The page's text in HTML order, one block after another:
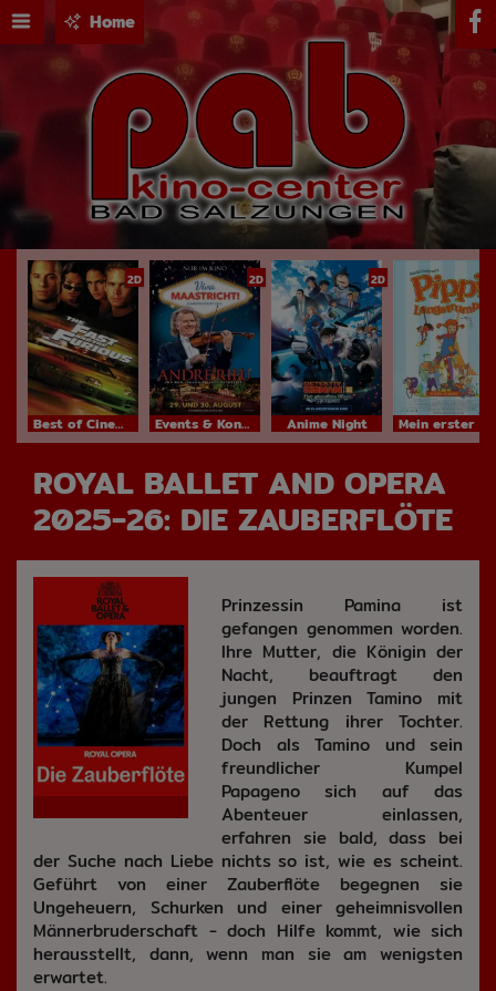
Home
2D
Best of Cinema
2D
Events & Konzerte
2D
Anime Night
ROYAL BALLET AND OPERA
2025-26: DIE ZAUBERFLÖTE
Prinzessin Pamina ist
gefangen genommen worden.
Ihre Mutter, die Königin der
Nacht, beauftragt den
jungen Prinzen Tamino mit
der Rettung ihrer Tochter.
Doch als Tamino und sein
freundlicher Kumpel
Papageno sich auf das
Abenteuer einlassen,
erfahren sie bald, dass bei
der Suche nach Liebe nichts so ist, wie es scheint.
Geführt von einer Zauberflöte begegnen sie
Ungeheuern, Schurken und einer geheimnisvollen
Männerbruderschaft - doch Hilfe kommt, wie sich
herausstellt, dann, wenn man sie am wenigsten
erwartet.